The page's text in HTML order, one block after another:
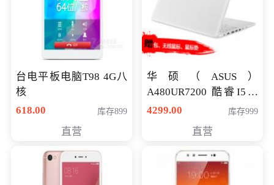
台电平板电脑T98 4G八
核
618.00
库存899
直营
华硕（ASUS）
A480UR7200 酷睿I5超
薄学生办公游戏独显笔
NV930-2G独
4299.00 库存999
直营